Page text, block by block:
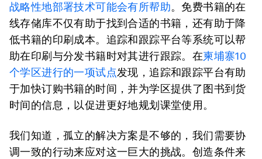
战略性地部署技术可能会有所帮助。免费书籍的在
线存储库不仅有助于找到合适的书籍，还有助于降
低书籍的印刷成本。追踪和跟踪平台等系统可以帮
助在印刷与分发书籍时对其进行跟踪。在柬埔寨10
个学区进行的一项试点发现，追踪和跟踪平台有助
于加快订购书籍的时间，并为学区提供了图书到货
时间的信息，以促进更好地规划课堂使用。
我们知道，孤立的解决方案是不够的，我们需要协
调一致的行动来应对这一巨大的挑战。 创造条件来